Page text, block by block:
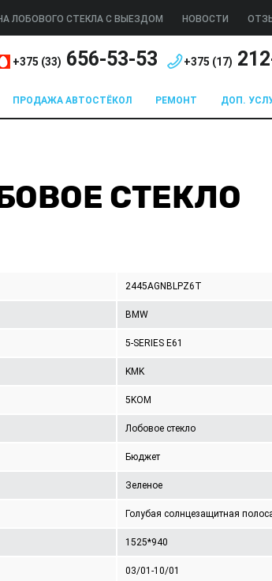
ЛОБОВОГО СТЕКЛА С ВЫЕЗДОМ НОВОСТИ
+375 (33) 656-53-53 +375 (17)
ПРОДАЖА АВТОСТЁКОЛ РЕМОНТ ДОП.
СТЕКЛО
2445AGNBLPZ6T
BMW
5-SERIES E61
KMK
5KOM
Лобовое стекло
Бюджет
Зеленое
Голубая солнцезащитная
1525*940
03/01-10/01